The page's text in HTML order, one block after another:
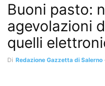
Buoni pasto:
agevolazioni
quelli
Di Redazione Gazzetta di Salerno